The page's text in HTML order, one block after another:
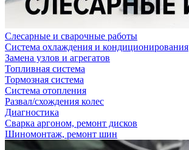
Слесарные и сварочные работы
Система охлаждения и кондиционирования
Замена узлов и агрегатов
Топливная система
Тормозная система
Система отопления
Развал/схождения колес
Диагностика
Сварка аргоном, ремонт дисков
Шиномонтаж, ремонт шин